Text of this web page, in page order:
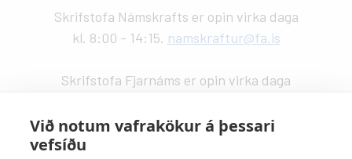
Við notum vafrakökur á þessari
vefsíðu
Skrifstofa Námskrafts er opin virka daga
kl. 8:00 - 14:15. namskraftur@fa.is
Skrifstofa Fjarnáms er opin virka daga